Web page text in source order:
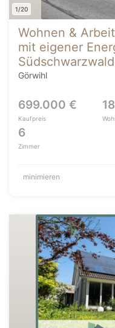
1/20
Wohnen &
mit eigener
Görwihl
699.000 €
Kaufpreis
6
Zimmer
minimieren